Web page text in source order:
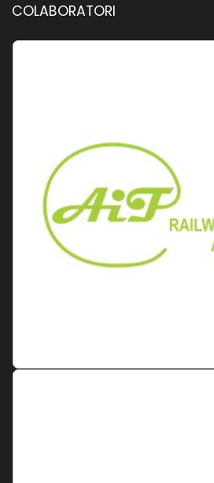
COLABORATORI